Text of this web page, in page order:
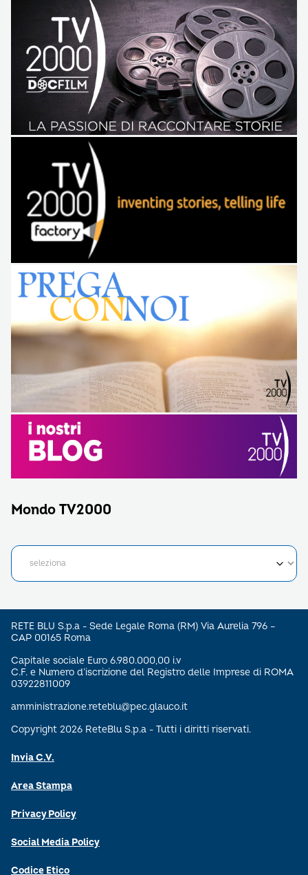
Mondo TV2000
RETE BLU S.p.a - Sede Legale Roma (RM) Via Aurelia 796 –
CAP 00165 Roma
Capitale sociale Euro 6.980.000,00 i.v
C.F. e Numero d’iscrizione del Registro delle Imprese di ROMA
03922811009
amministrazione.reteblu@pec.glauco.it
Copyright 2026 ReteBlu S.p.a - Tutti i diritti riservati.
Invia C.V.
Area Stampa
Privacy Policy
Social Media Policy
Codice Etico